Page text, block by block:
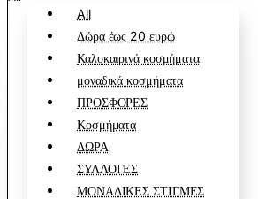
All
Δώρα έως 20 ευρώ
Καλοκαιρινά κοσμήματα
μοναδικά κοσμήματα
ΠΡΟΣΦΟΡΕΣ
Κοσμήματα
ΔΩΡΑ
ΣΥΛΛΟΓΕΣ
ΜΟΝΑΔΙΚΕΣ ΣΤΙΓΜΕΣ